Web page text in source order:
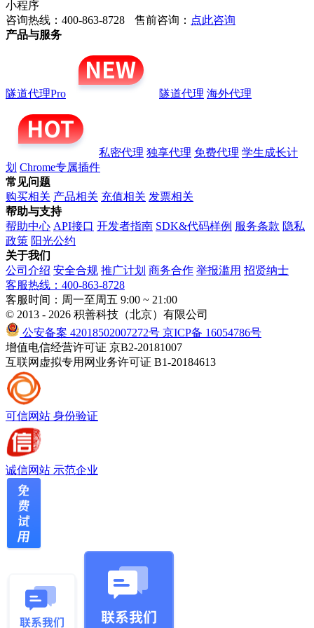
小程序
咨询热线：400-863-8728
售前咨询： 点此咨询
产品与服务
隧道代理Pro 隧道代理 海外代理
私密代理 独享代理 免费代理 学生成长计
划 Chrome专属插件
常见问题
购买相关 产品相关 充值相关 发票相关
帮助与支持
帮助中心 API接口 开发者指南 SDK&代码样例 服务条款 隐私
政策 阳光公约
关于我们
公司介绍 安全合规 推广计划 商务合作 举报滥用 招贤纳士
客服热线：400-863-8728
客服时间：周一至周五 9:00 ~ 21:00
© 2013 - 2026 积善科技（北京）有限公司
公安备案 42018502007272号 京ICP备 16054786号
增值电信经营许可证 京B2-20181007
互联网虚拟专用网业务许可证 B1-20184613
可信网站 身份验证
诚信网站 示范企业